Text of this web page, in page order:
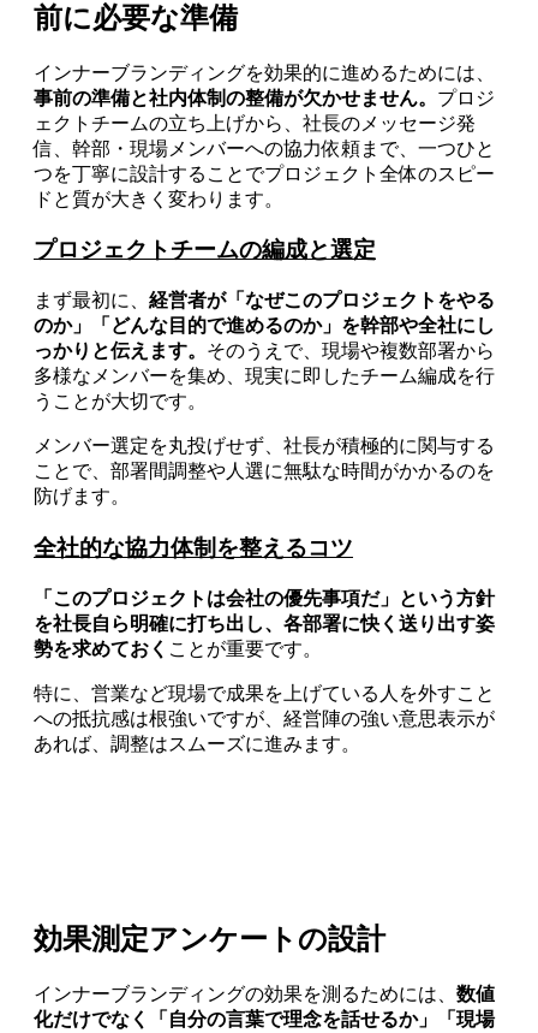
前に必要な準備
インナーブランディングを効果的に進めるためには、
事前の準備と社内体制の整備が欠かせません。 プロジ
ェクトチームの立ち上げから、社長のメッセージ発
信、幹部・現場メンバーへの協力依頼まで、一つひと
つを丁寧に設計することでプロジェクト全体のスピー
ドと質が大きく変わります。
プロジェクトチームの編成と選定
まず最初に、 経営者が「なぜこのプロジェクトをやる
のか」「どんな目的で進めるのか」を幹部や全社にし
っかりと伝えます。 そのうえで、現場や複数部署から
多様なメンバーを集め、現実に即したチーム編成を行
うことが大切です。
メンバー選定を丸投げせず、社長が積極的に関与する
ことで、部署間調整や人選に無駄な時間がかかるのを
防げます。
全社的な協力体制を整えるコツ
「このプロジェクトは会社の優先事項だ」という方針
を社長自ら明確に打ち出し、各部署に快く送り出す姿
勢を求めておく ことが重要です。
特に、営業など現場で成果を上げている人を外すこと
への抵抗感は根強いですが、経営陣の強い意思表示が
あれば、調整はスムーズに進みます。
効果測定アンケートの設計
インナーブランディングの効果を測るためには、 数値
化だけでなく「自分の言葉で理念を話せるか」「現場